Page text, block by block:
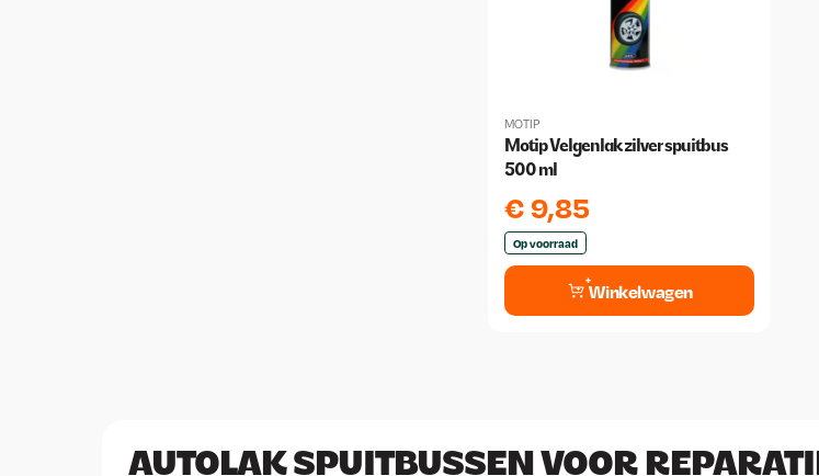
MOTIP
Motip Velgenlak zilver spuitbus
500 ml
€ 9,85
Op voorraad
Winkelwagen
AUTOLAK SPUITBUSSEN VOOR